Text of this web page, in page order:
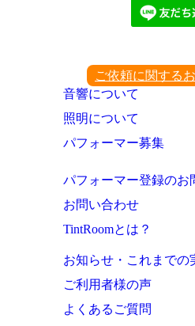
ご依頼に関する
音響について
照明について
パフォーマー募集
パフォーマー登録のお
お問い合わせ
TintRoomとは？
お知らせ・これまでの
ご利用者様の声
よくあるご質問